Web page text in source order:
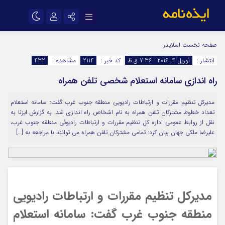
اینستاگرام
سروش
ایتا
آپارات
اپلیکیشن رمز عبور
مرا به خاطر بسپار
صفحه نخست اسلایدر
انتشار :
آوریل 4, 2016 - 7:36 ق.ظ کد خبر : 2114 مشاهده : 432
راه اندازی سامانه استعلام شخصی تلفن همراه
مدیرکل تنظیم مقررات و ارتباطات رادیویی منطقه جنوب غرب گفت: سامانه استعلام
تعداد خطوط مشترکان تلفن همراه به نام اشخاص راه اندازی شد. به گزارش ایزنا به
نقل از روابط عمومی اداره کل تنظیم مقررات و ارتباطات رادیوئی منطقه جنوب غرب،
علیرضا ملکی جهان بیان کرد: تمامی مشترکان تلفن همراه می توانند با مراجعه به […]
مدیرکل تنظیم مقررات و ارتباطات رادیویی
منطقه جنوب غرب گفت: سامانه استعلام